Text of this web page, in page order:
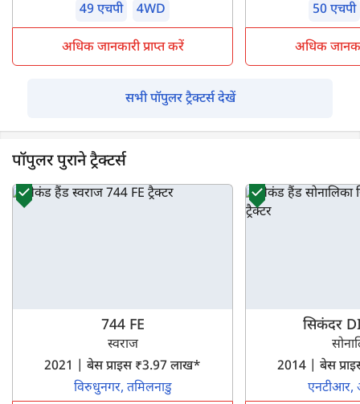
49 एचपी
4WD
अधिक जानकारी प्राप्त करें
50 एचपी
अधिक
सभी पॉपुलर ट्रैक्टर्स देखें
पॉपुलर पुराने ट्रैक्टर्स
744 FE
स्वराज
2021 | बेस प्राइस ₹3.97 लाख*
विरुधुनगर, तमिलनाडु
सिकंदर
2014 | बेस
एनटीआर,